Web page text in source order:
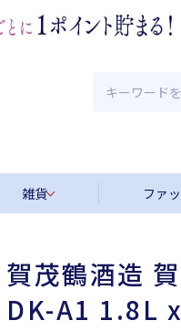
雑貨 ファ
賀茂鶴酒造
DK-A1 1.8L